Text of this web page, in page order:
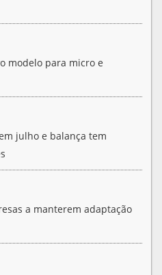
modelo para micro e
julho e balança tem
a manterem adaptação